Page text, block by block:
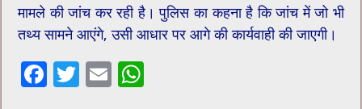
मामले की जांच कर रही है। पुलिस का कहना है कि जांच में जो भी
तथ्य सामने आएंगे, उसी आधार पर आगे की कार्यवाही की जाएगी।
F
T
E